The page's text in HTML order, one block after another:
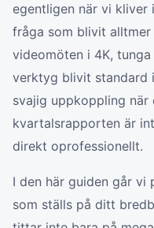
egentligen när vi kliver
fråga som blivit
videomöten i 4K,
verktyg blivit standard
svajig uppkoppling när
kvartalsrapporten är
direkt oprofessionellt.
I den här guiden går vi
som ställs på ditt